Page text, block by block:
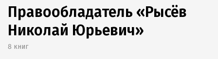
Правообладатель «Рысёв
Николай Юрьевич»
8 книг